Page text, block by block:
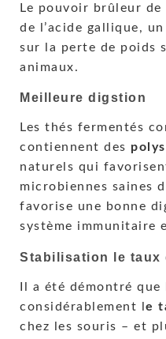
Le pouvoir brûleur
de l’acide gallique,
sur la perte de poids
animaux.
Meilleure digstion
Les thés fermentés
contiennent des
naturels qui
microbiennes saines
favorise une bonne
système immunitaire
Stabilisation le taux
Il a été démontré
considérablement l e
chez les souris – et